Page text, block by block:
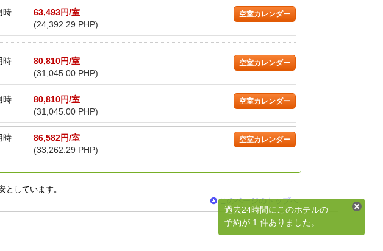
時
63,493円/室
(24,392.29 PHP)
空室カレンダー
時
80,810円/室
(31,045.00 PHP)
空室カレンダー
時
80,810円/室
(31,045.00 PHP)
空室カレンダー
時
86,582円/室
(33,262.29 PHP)
空室カレンダー
しています。
このページのトップへ
過去24時間にこのホテルの
予約が 1 件ありました。